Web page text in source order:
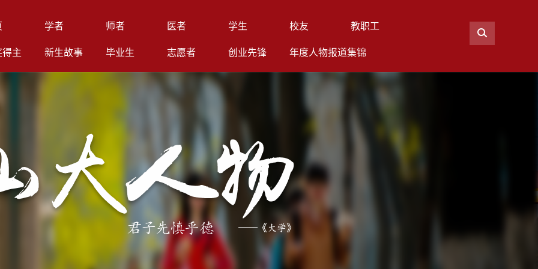
学者 师者 医者 学生 校友 教职工
得主 新生故事 毕业生 志愿者 创业先锋 年度人物报道集锦